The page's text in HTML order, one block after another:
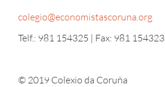
colegio@economistascoruna.org
Telf.: 981 154325 | Fax: 981 154323
© 2019 Colexio da Coruña